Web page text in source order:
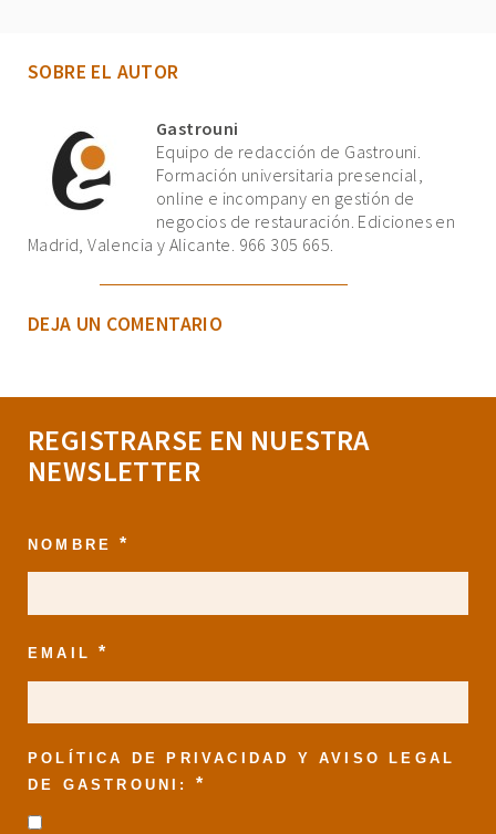
SOBRE EL AUTOR
Gastrouni
Equipo de redacción de Gastrouni.
Formación universitaria presencial,
online e incompany en gestión de
negocios de restauración. Ediciones en
Madrid, Valencia y Alicante. 966 305 665.
DEJA UN COMENTARIO
REGISTRARSE EN NUESTRA
NEWSLETTER
NOMBRE*
EMAIL*
POLÍTICA DE PRIVACIDAD Y AVISO LEGAL
DE GASTROUNI: *